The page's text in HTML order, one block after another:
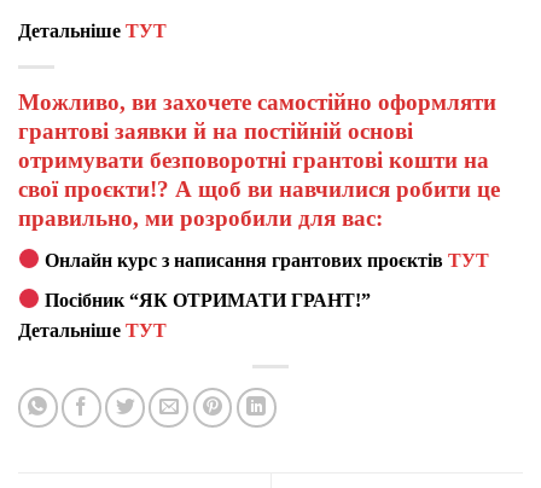
Детальніше ТУТ
Можливо, ви захочете самостійно оформляти
грантові заявки й на постійній основі
отримувати безповоротні грантові кошти на
свої проєкти!? А щоб ви навчилися робити це
правильно, ми розробили для вас:
Онлайн курс з написання грантових проєктівТУТ
Посібник “ЯК ОТРИМАТИ ГРАНТ!”
Детальніше ТУТ